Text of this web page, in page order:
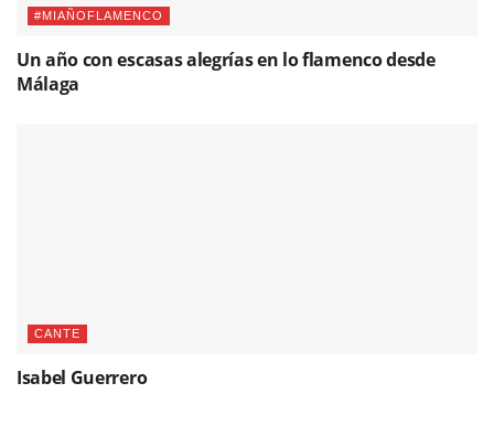
#MIAÑOFLAMENCO
Un año con escasas alegrías en lo flamenco desde
Málaga
CANTE
Isabel Guerrero